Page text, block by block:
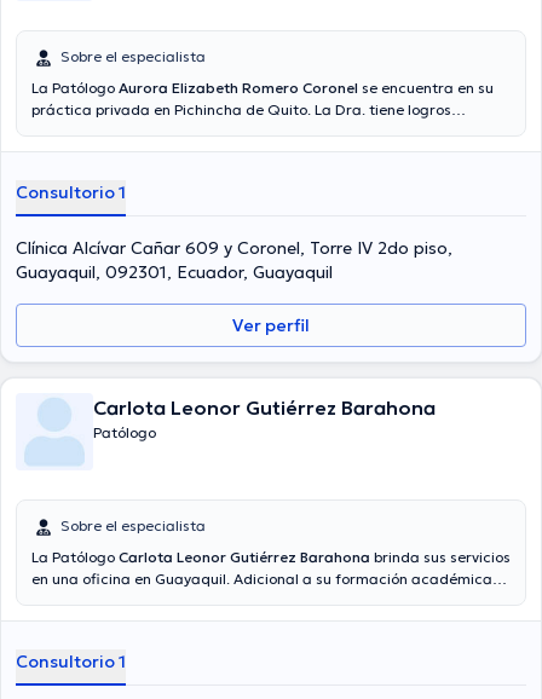
Sobre el especialista
La Patólogo Aurora Elizabeth Romero Coronel se encuentra en su
práctica privada en Pichincha de Quito. La Dra. tiene logros
Universidad Estatal y tiene amplios conocimientos en su área de
experiencia laboral en su área de especialización. Inclusive, ella ha
participado como miembro de diversas asociaciones médicas.
Aurora Elizabeth Romero Coronel ha formado parte en diversas
conferencias con la meta de tener una formación continua en su
temática de especialización y ha compartido numerosos artículos.
Consultorio 1
Clínica Alcívar Cañar 609 y Coronel, Torre IV 2do piso,
Guayaquil, 092301, Ecuador, Guayaquil
Ver perfil
Carlota Leonor Gutiérrez Barahona
Patólogo
Sobre el especialista
La Patólogo Carlota Leonor Gutiérrez Barahona brinda sus servicios
en una oficina en Guayaquil. Adicional a su formación académica
especialidad. La Dra. posee años de experiencia laboral en su
miembro de diversas asociaciones médicas. Carlota Leonor
Gutiérrez Barahona ha colaborado en diversas conferencias con el
Consultorio 1